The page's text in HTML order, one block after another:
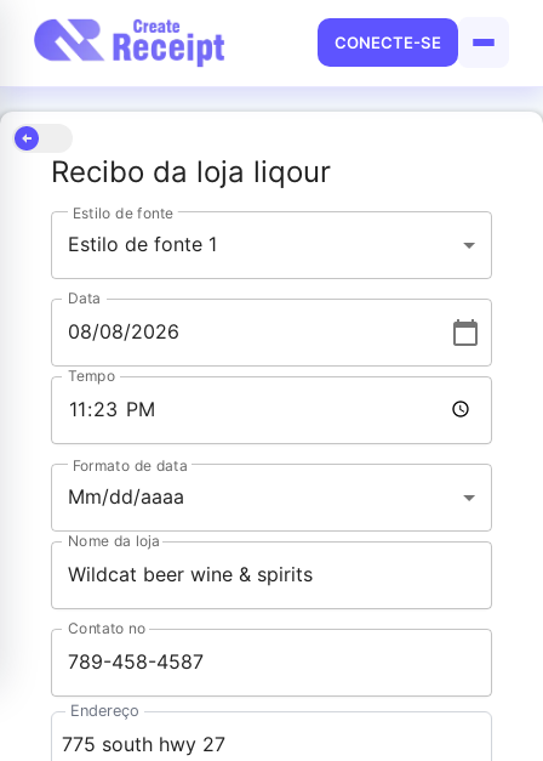
CONECTE-SE
Recibo da loja liqour
Estilo de fonte
Estilo de fonte 1
Data
Tempo
Formato de data
Mm/dd/aaaa
Nome da loja
Contato no
Endereço